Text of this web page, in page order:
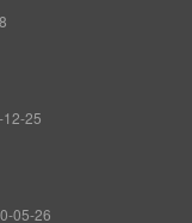
25
05-26